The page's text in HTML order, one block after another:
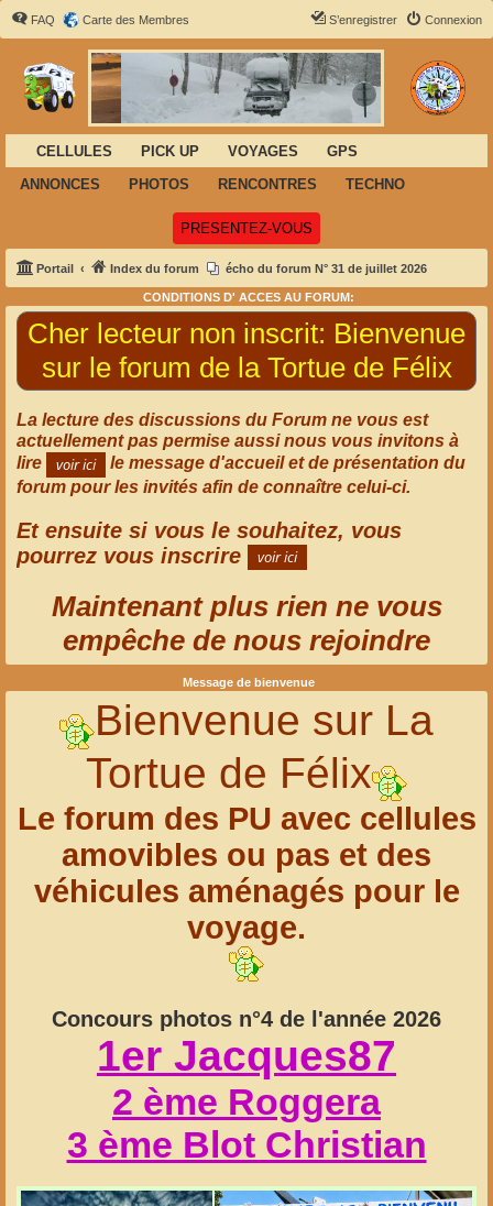
FAQ Carte des Membres Connexion
S’enregistrer
CELLULES PICK UP VOYAGES
GPS
ANNONCES
PHOTOS RENCONTRES TECHNO
PRESENTEZ-VOUS
Portail Index du forum écho du forum N° 31 de juillet 2026
CONDITIONS D' ACCÈS AU FORUM:
Cher lecteur non inscrit: Bienvenue
sur le forum de la Tortue de Félix
La lecture des discussions du Forum ne vous est
actuellement pas permise aussi nous vous invitons à
lire
le message d'accueil et de présentation du
forum pour les invités afin de connaître celui-ci.
Et ensuite si vous le souhaitez, vous
pourrez vous inscrire
Maintenant plus rien ne vous
empêche de nous rejoindre
Message de bienvenue
Bienvenue sur La
Tortue de Félix
Le forum des PU avec cellules
amovibles ou pas et des
véhicules aménagés pour le
voyage.
Concours photos n°4 de l'année 2026
1er Jacques87
2 ème Roggera
3 ème Blot Christian